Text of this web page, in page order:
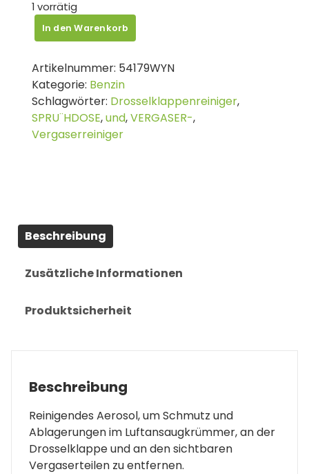
1 vorrätig
Wynns
Air
&
Carburettor
Cleaner
500
ml
In den Warenkorb
Artikelnummer: 54179WYN
Kategorie: Benzin
Schlagwörter: Drosselklappenreiniger,
SPRU¨HDOSE,und,VERGASER-,
Vergaserreiniger
Beschreibung
Zusätzliche Informationen
Produktsicherheit
Beschreibung
Reinigendes Aerosol, um Schmutz und
Ablagerungen im Luftansaugkrümmer, an der
Drosselklappe und an den sichtbaren
Vergaserteilen zu entfernen.